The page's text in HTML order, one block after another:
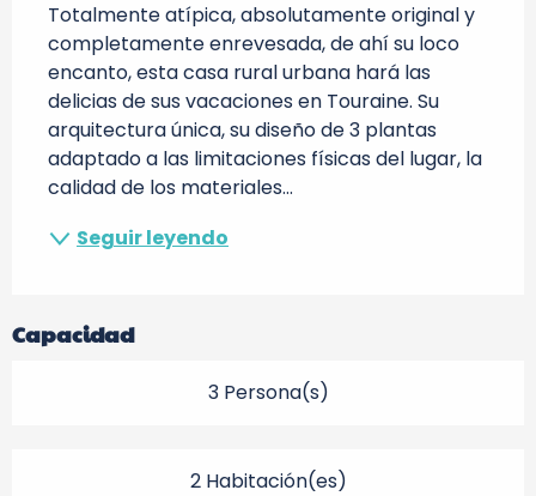
Totalmente atípica, absolutamente original y
completamente enrevesada, de ahí su loco
encanto, esta casa rural urbana hará las
delicias de sus vacaciones en Touraine. Su
arquitectura única, su diseño de 3 plantas
adaptado a las limitaciones físicas del lugar, la
calidad de los materiales...
Seguir leyendo
Capacidad
3 Persona(s)
2 Habitación(es)